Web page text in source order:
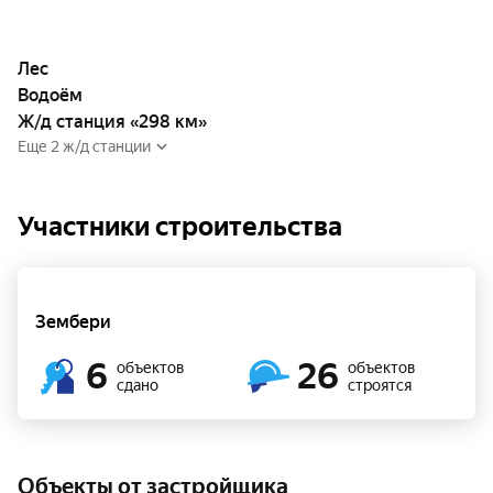
Лес
Водоём
Ж/д станция «298 км»
Еще 2 ж/д станции
Участники строительства
Зембери
6 объектов
сдано
26 объектов
строятся
Объекты от застройщика